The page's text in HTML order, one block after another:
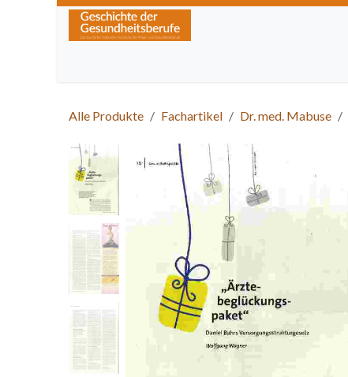
Zum Inhalt springen
Alle Produkte Fachartikel Dr. med. Mabuse